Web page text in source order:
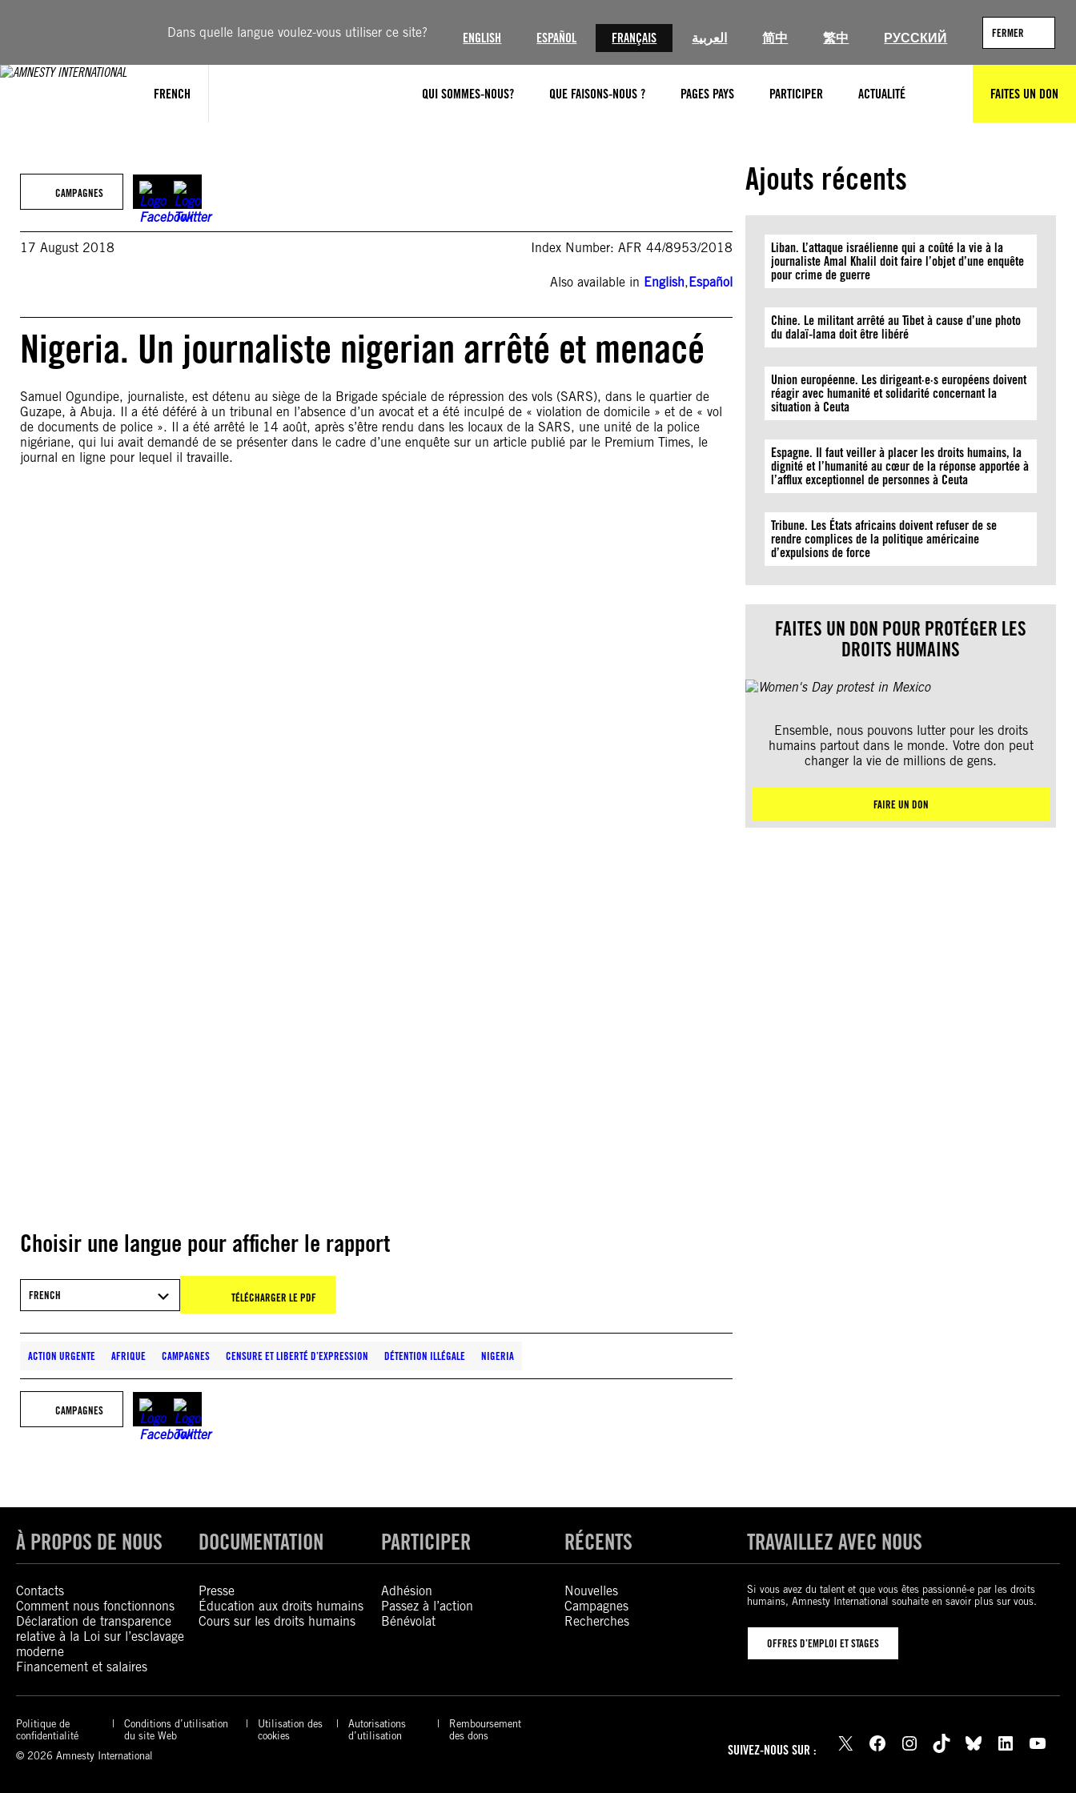
Dans quelle langue voulez-vous utiliser ce site? ENGLISH ESPAÑOL FRANÇAIS العربية 简中 繁中 РУССКИЙ FERMER
FRENCH QUI SOMMES-NOUS? QUE FAISONS-NOUS ? PAGES PAYS PARTICIPER ACTUALITÉ RECHERCHERFAITES UN DON
CAMPAGNES
17 August 2018 Index Number: AFR 44/8953/2018
Also available in English,Español
Nigeria. Un journaliste nigerian arrêté et menacé
Samuel Ogundipe, journaliste, est détenu au siège de la Brigade spéciale de répression des vols (SARS), dans le quartier de
Guzape, à Abuja. Il a été déféré à un tribunal en l’absence d’un avocat et a été inculpé de « violation de domicile » et de « vol
de documents de police ». Il a été arrêté le 14 août, après s’être rendu dans les locaux de la SARS, une unité de la police
nigériane, qui lui avait demandé de se présenter dans le cadre d’une enquête sur un article publié par le Premium Times, le
journal en ligne pour lequel il travaille.
Choisir une langue pour afficher le rapport
FRENCH TÉLÉCHARGER LE PDF
ACTION URGENTE AFRIQUE CAMPAGNES CENSURE ET LIBERTÉ D’EXPRESSION DÉTENTION ILLÉGALE NIGERIA
CAMPAGNES
Ajouts récents
Liban. L’attaque israélienne qui a coûté la vie à la
journaliste Amal Khalil doit faire l’objet d’une enquête
pour crime de guerre
Chine. Le militant arrêté au Tibet à cause d’une photo
du dalaï-lama doit être libéré
Union européenne. Les dirigeant·e·s européens doivent
réagir avec humanité et solidarité concernant la
situation à Ceuta
Espagne. Il faut veiller à placer les droits humains, la
dignité et l’humanité au cœur de la réponse apportée à
l’afflux exceptionnel de personnes à Ceuta
Tribune. Les États africains doivent refuser de se
rendre complices de la politique américaine
d’expulsions de force
FAITES UN DON POUR PROTÉGER LES
DROITS HUMAINS
Ensemble, nous pouvons lutter pour les droits
humains partout dans le monde. Votre don peut
changer la vie de millions de gens.
FAIRE UN DON
À PROPOS DE NOUS
Contacts
Comment nous fonctionnons
Déclaration de transparence
relative à la Loi sur l’esclavage
moderne
Financement et salaires
DOCUMENTATION
Presse
Éducation aux droits humains
Cours sur les droits humains
PARTICIPER
Adhésion
Passez à l’action
Bénévolat
RÉCENTS
Nouvelles
Campagnes
Recherches
TRAVAILLEZ AVEC NOUS
Si vous avez du talent et que vous êtes passionné-e par les droits
humains, Amnesty International souhaite en savoir plus sur vous.
OFFRES D’EMPLOI ET STAGES
Politique de
confidentialité
Conditions d’utilisation
du site Web
Utilisation des
cookies
Autorisations
d’utilisation
Remboursement
des dons
© 2026 Amnesty International
SUIVEZ-NOUS SUR : X Facebook Instagram TikTok Bluesky LinkedIn YouTube